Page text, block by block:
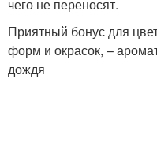
чего не переносят.
Приятный бонус для
форм и окрасок, –
дождя